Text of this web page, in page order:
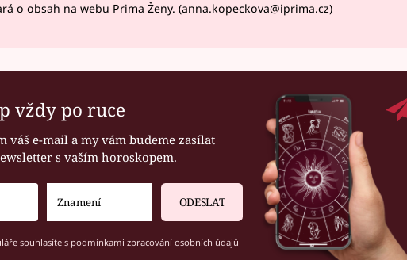
o obsah na webu Prima Ženy. (anna.kopeckova@iprima.cz)
vždy po ruce
váš e-mail a my vám budeme zasílat
s vaším horoskopem.
ODESLAT
souhlasíte s podmínkami zpracování osobních údajů